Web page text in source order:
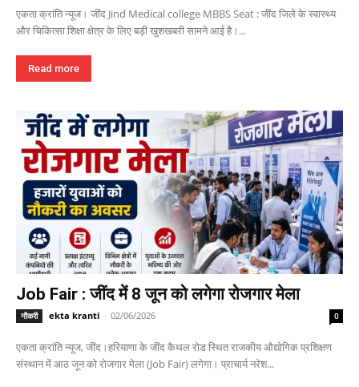
एकता क्रांति न्यूज। जींद Jind Medical college MBBS Seat : जींद जिले के स्वास्थ्य
और चिकित्सा शिक्षा क्षेत्र के लिए बड़ी खुशखबरी सामने आई है।...
Read more
Job Fair : जींद में 8 जून को लगेगा रोजगार मेला
नौकरी ekta kranti - 02/06/2026 0
एकता क्रांति न्यूज, जींद।हरियाणा के जींद कैथल रोड स्थित राजकीय औद्योगिक प्रशिक्षण
संस्थान में आठ जून को रोजगार मेला (Job Fair) लगेगा। प्राचार्य नरेश...